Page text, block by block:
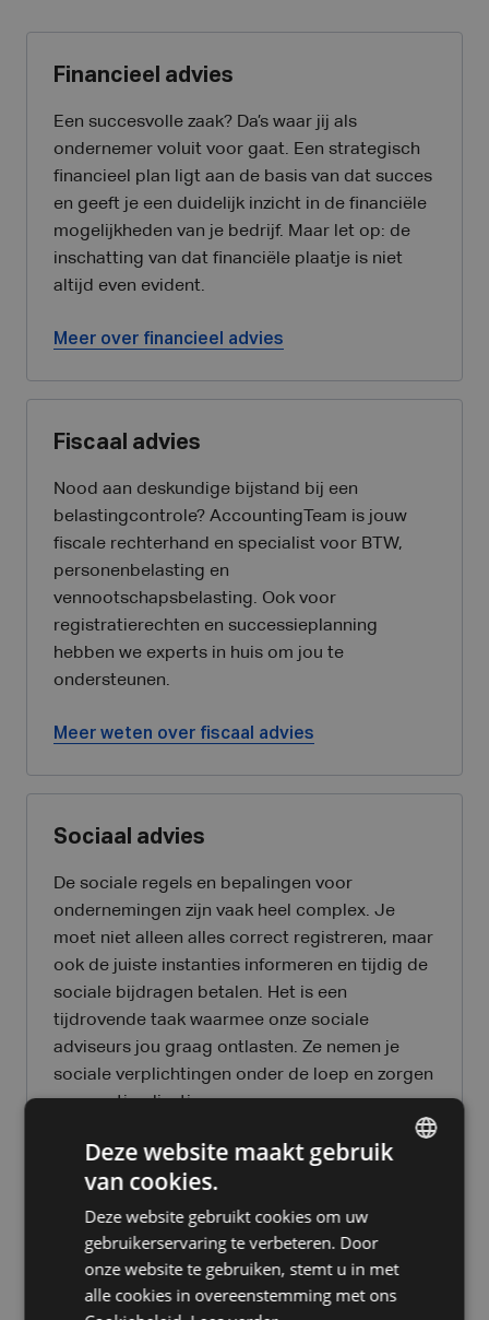
Financieel advies
Een succesvolle zaak? Da’s waar jij als
ondernemer voluit voor gaat. Een strategisch
financieel plan ligt aan de basis van dat succes
en geeft je een duidelijk inzicht in de financiële
mogelijkheden van je bedrijf. Maar let op: de
inschatting van dat financiële plaatje is niet
altijd even evident.
Meer over financieel advies
Fiscaal advies
Nood aan deskundige bijstand bij een
belastingcontrole? AccountingTeam is jouw
fiscale rechterhand en specialist voor BTW,
personenbelasting en
vennootschapsbelasting. Ook voor
registratierechten en successieplanning
hebben we experts in huis om jou te
ondersteunen.
Meer weten over fiscaal advies
Sociaal advies
De sociale regels en bepalingen voor
ondernemingen zijn vaak heel complex. Je
moet niet alleen alles correct registreren, maar
ook de juiste instanties informeren en tijdig de
sociale bijdragen betalen. Het is een
tijdrovende taak waarmee onze sociale
adviseurs jou graag ontlasten. Ze nemen je
sociale verplichtingen onder de loep en zorgen
voor optimalisatie.
Meer weten over sociaal advies
Startersadvies
Heb je net besloten om zelfstandige te
Deze website maakt gebruik
van cookies.
Deze website gebruikt cookies om uw
gebruikerservaring te verbeteren. Door
onze website te gebruiken, stemt u in met
alle cookies in overeenstemming met ons